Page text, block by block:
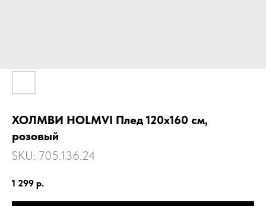
ХОЛМВИ HOLMVI Плед 120x160 см,
розовый
SKU: 705.136.24
1 299 р.